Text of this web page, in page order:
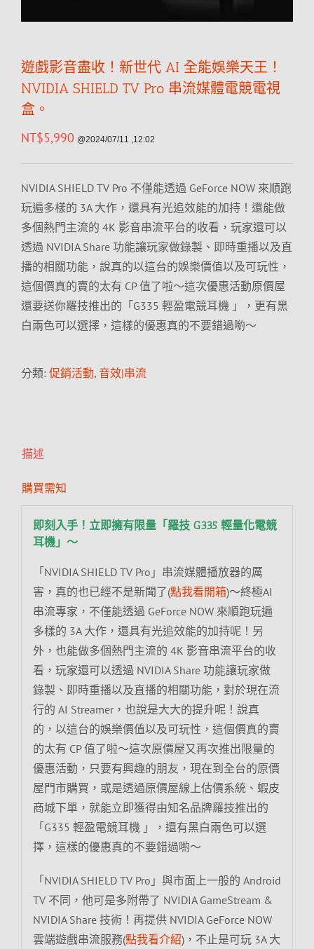
遊戲影音盡收！新世代 AI 全能娛樂天王！
NVIDIA SHIELD TV Pro 串流媒體電競電視
盒。
NT$5,990 @2024/07/11 ,12:02
NVIDIA SHIELD TV Pro 不僅能透過 GeForce NOW 來順跑
玩遍多樣的 3A 大作，還具有光追效能的加持！還能做
多個熱門主流的 4K 影音串流平台的收看，玩家還可以
透過 NVIDIA Share 功能讓玩家做錄製、即時重播以及直
播的相關功能，說真的以這台的娛樂價值以及可玩性，
這個價真的賣的太有 CP 值了啦～這次優惠活動原價屋
還要送你羅技推出的「G335 輕盈電競耳機 」，更有黑
白兩色可以選擇，這樣的優惠真的不要錯過喲～
分類: 促銷活動, 音效|串流
描述
購買需知
即刻入手！立即擁有限量「羅技 G335 輕量化電競
耳機」～
「NVIDIA SHIELD TV Pro」串流媒體播放器的厲
害，真的也已經不是新聞了(點我看開箱)～終極AI
串流專家，不僅能透過 GeForce NOW 來順跑玩遍
多樣的 3A 大作，還具有光追效能的加持呢！另
外，也能做多個熱門主流的 4K 影音串流平台的收
看，玩家還可以透過 NVIDIA Share 功能讓玩家做
錄製、即時重播以及直播的相關功能，對於現在流
行的 AI Streamer，也說是大大的提升呢！說真
的，以這台的娛樂價值以及可玩性，這個價真的賣
的太有 CP 值了啦～這次原價屋又再次推出限量的
優惠活動，只要有興趣的朋友，現在到全台的原價
屋門市購買，或是透過原價屋線上估價系統、蝦皮
商城下單，就能立即獲得由知名品牌羅技推出的
「G335 輕盈電競耳機 」，還有黑白兩色可以選
擇，這樣的優惠真的不要錯過喲～
「NVIDIA SHIELD TV Pro」與市面上一般的 Android
TV 不同，他可是多附帶了 NVIDIA GameStream &
NVIDIA Share 技術！再提供 NVIDIA GeForce NOW
雲端遊戲串流服務(點我看介紹)，不止是可玩 3A 大